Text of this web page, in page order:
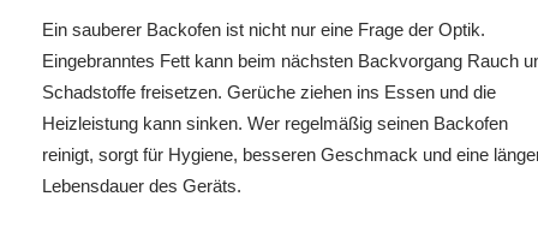
Ein sauberer Backofen ist nicht nur eine Frage der Optik.
Eingebranntes Fett kann beim nächsten Backvorgang Rauch
Schadstoffe freisetzen. Gerüche ziehen ins Essen und die
Heizleistung kann sinken. Wer regelmäßig seinen Backofen
reinigt, sorgt für Hygiene, besseren Geschmack und eine
Lebensdauer des Geräts.